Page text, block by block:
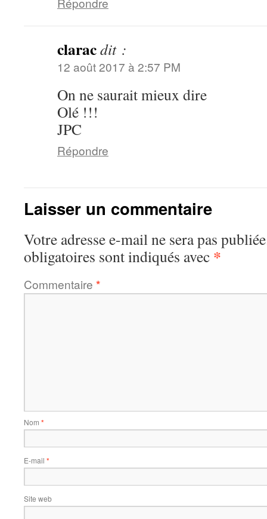
claracdit :
12 août 2017 à 2:57 PM
On ne saurait mieux dire
Olé !!!
JPC
Répondre
Laisser un commentaire
Votre adresse e-mail ne sera pas
obligatoires sont indiqués avec *
Commentaire *
Nom *
E-mail *
Site web